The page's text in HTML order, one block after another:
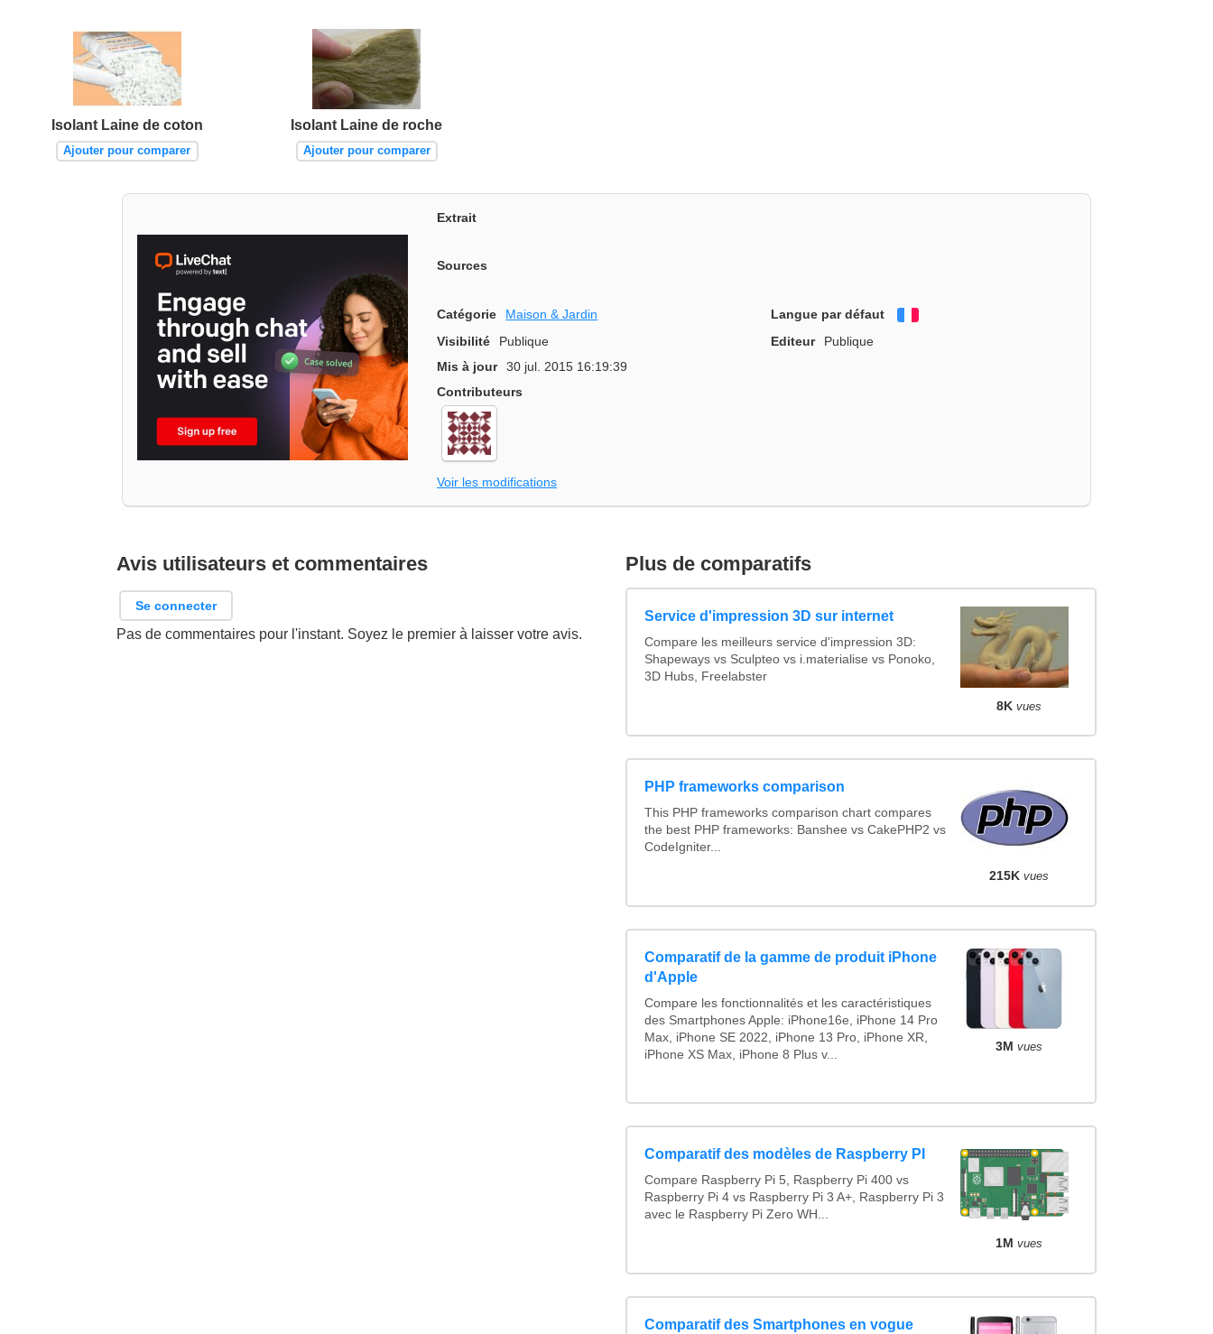
Isolant Laine de coton
Ajouter pour comparer
Isolant Laine de roche
Ajouter pour comparer
Extrait
Sources
Catégorie Maison & Jardin Langue par défaut
Français
Visibilité
Publique Editeur
Publique
Mis à jour
30 jul. 2015 16:19:39
Contributeurs
Voir les modifications
Avis utilisateurs et commentaires
Se connecter
Pas de commentaires pour l'instant. Soyez le premier à laisser votre avis.
Plus de comparatifs
Service d'impression 3D sur internet
Compare les meilleurs service d'impression 3D:
Shapeways vs Sculpteo vs i.materialise vs Ponoko,
3D Hubs, Freelabster
8K vues
PHP frameworks comparison
This PHP frameworks comparison chart compares
the best PHP frameworks: Banshee vs CakePHP2 vs
CodeIgniter...
215K vues
Comparatif de la gamme de produit iPhone
d'Apple
Compare les fonctionnalités et les caractéristiques
des Smartphones Apple: iPhone16e, iPhone 14 Pro
Max, iPhone SE 2022, iPhone 13 Pro, iPhone XR,
iPhone XS Max, iPhone 8 Plus v...
3M vues
Comparatif des modèles de Raspberry PI
Compare Raspberry Pi 5, Raspberry Pi 400 vs
Raspberry Pi 4 vs Raspberry Pi 3 A+, Raspberry Pi 3
avec le Raspberry Pi Zero WH...
1M vues
Comparatif des Smartphones en vogue